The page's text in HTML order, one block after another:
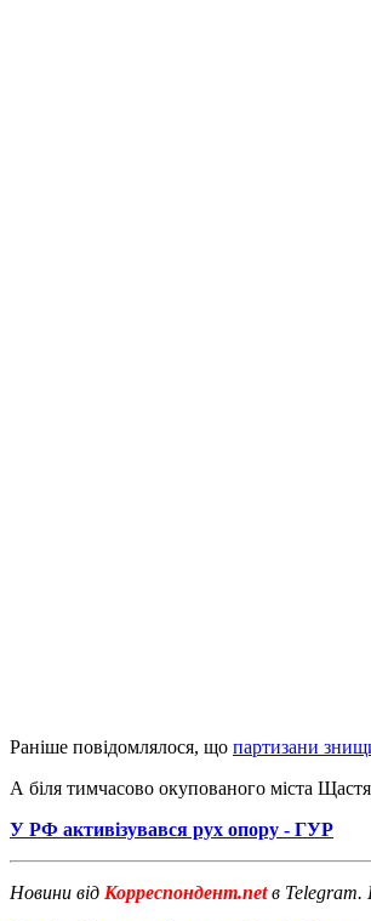
Раніше повідомлялося, що партизани
А біля тимчасово окупованого міста
У РФ активізувався рух опору - ГУР
Новини від Корреспондент.netв Telegram.